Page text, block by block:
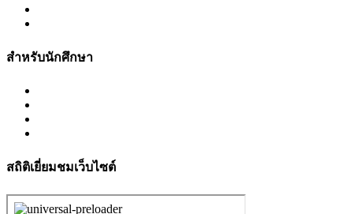
สำหรับนักศึกษา
สถิติเยี่ยมชมเว็บไซต์